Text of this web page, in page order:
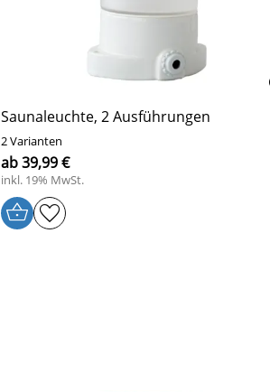
Saunaleuchte, 2 Ausführungen
2 Varianten
ab 39,99 €
inkl. 19% MwSt.